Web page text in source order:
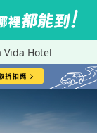
Vida Hotel